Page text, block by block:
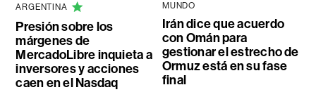
ARGENTINA
Presión sobre los
márgenes de
MercadoLibre inquieta a
inversores y acciones
caen en el Nasdaq
MUNDO
Irán dice que acuerdo
con Omán para
gestionar el estrecho de
Ormuz está en su fase
final